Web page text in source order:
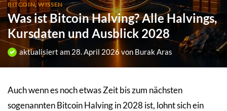
BITCOIN,WISSEN
Was ist Bitcoin Halving? Alle Halvings,
Kursdaten und Ausblick 2028
aktualisiert am 28. April 2026 von Burak Aras
Auch wenn es noch etwas Zeit bis zum nächsten
sogenannten Bitcoin Halving in 2028 ist, lohnt sich ein